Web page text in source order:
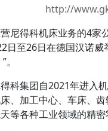
http://
得科机床业务的4家公
日至26日在德国汉诺
集团自2021年进入机
、加工中心、车床、
等各种工业领域的精密